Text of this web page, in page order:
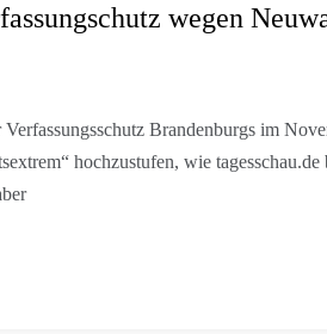
wegen
Brandenburgs im
hochzustufen, wie tagesschau.de